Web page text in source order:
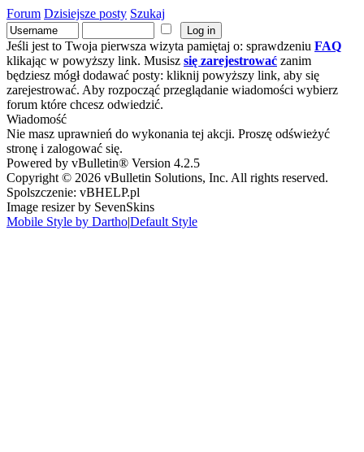
Forum Dzisiejsze posty Szukaj
Jeśli jest to Twoja pierwsza wizyta pamiętaj o: sprawdzeniu FAQ
klikając w powyższy link. Musisz się zarejestrować zanim
będziesz mógł dodawać posty: kliknij powyższy link, aby się
zarejestrować. Aby rozpocząć przeglądanie wiadomości wybierz
forum które chcesz odwiedzić.
Wiadomość
Nie masz uprawnień do wykonania tej akcji. Proszę odświeżyć
stronę i zalogować się.
Powered by vBulletin® Version 4.2.5
Copyright © 2026 vBulletin Solutions, Inc. All rights reserved.
Spolszczenie: vBHELP.pl
Image resizer by SevenSkins
Mobile Style by Dartho|Default Style